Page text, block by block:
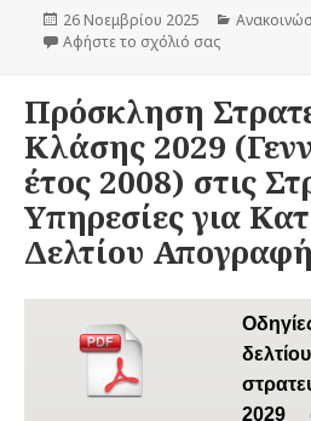
Δημοσιεύτηκε
την
26 Νοεμβρίου 2025
Αφήστε το σχόλιό σας
Πρόσκληση
Κλάσης 2029
έτος 2008) στις
Υπηρεσίες για
Δελτίου
2029